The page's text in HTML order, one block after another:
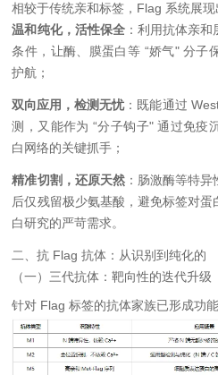
相较于传统亲和标签，Flag 系统展现
温和纯化，活性保全：利用抗体亲和
条件，让酶、膜蛋白等 “娇气" 分子
护航；
双向应用，检测无忧：既能通过
测，又能作为 “分子钩子" 通过免疫
白网络的关键抓手；
精准切割，还原天然：肠激酶等特异
后仅残留极少氨基酸，避免标签对
白研究的严苛需求。
二、抗 Flag 抗体：从识别到纯化的
（一）三代抗体：靶向性的迭代升级
针对 Flag 标签的抗体家族已形成功